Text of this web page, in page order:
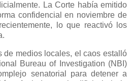
La Corte había emitido
confidencial en noviembre de
lo que reactivó los
de medios locales, el caos estalló
Bureau of Investigation (NBI)
senatorial para detener a